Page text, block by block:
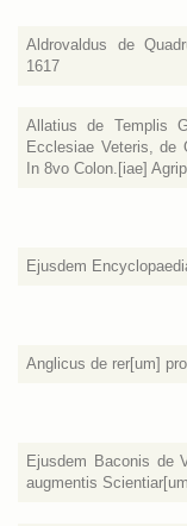
Aldrovaldus de
1617
Allatius de Templis
Ecclesiae Veteris, de
In 8vo Colon.[iae]
Ejusdem
Anglicus de rer[um]
Ejusdem Baconis de
augmentis